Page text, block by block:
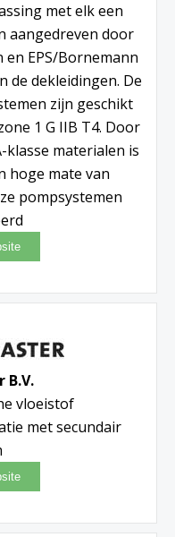
met elk een
aangedreven door
EPS/Bornemann
de dekleidingen. De
zijn geschikt
1 G IIB T4. Door
materialen is
hoge mate van
pompsystemen
vloeistof
met secundair